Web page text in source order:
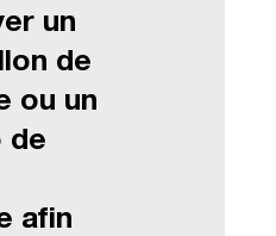
un
de
ou un
de
afin